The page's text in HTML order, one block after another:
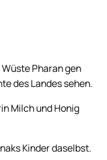
Pharan gen
des Landes sehen.
Milch und Honig
Kinder daselbst.